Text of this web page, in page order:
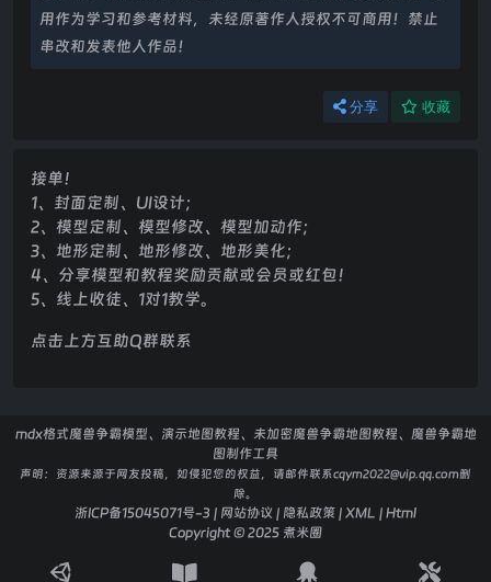
用作为学习和参考材料，未经原著作人授权不可商用！禁止
串改和发表他人作品！
分享 收藏
接单！
1、封面定制、UI设计；
2、模型定制、模型修改、模型加动作；
3、地形定制、地形修改、地形美化；
4、分享模型和教程奖励贡献或会员或红包！
5、线上收徒、1对1教学。
点击上方互助Q群联系
mdx格式魔兽争霸模型、演示地图教程、未加密魔兽争霸地图教程、魔兽争霸地
图制作工具
声明： 资源来源于网友投稿，如侵犯您的权益，请邮件联系cqym2022@vip.qq.com删
除。
浙ICP备15045071号-3 | 网站协议 | 隐私政策 | XML | Html
Copyright © 2025 煮米圈